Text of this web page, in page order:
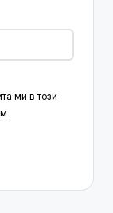
ми в този